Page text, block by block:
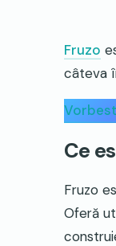
Fruzo
câteva
Ce
Fruzo
Oferă